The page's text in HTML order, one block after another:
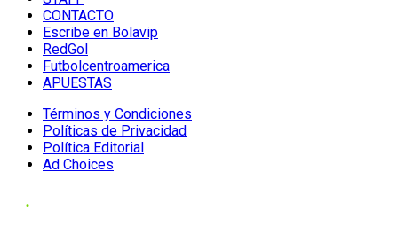
CONTACTO
Escribe en Bolavip
RedGol
Futbolcentroamerica
APUESTAS
Términos y Condiciones
Políticas de Privacidad
Política Editorial
Ad Choices